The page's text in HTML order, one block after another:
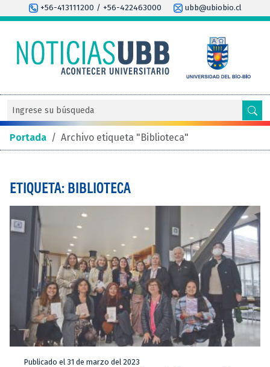
+56-413111200 / +56-422463000 ubb@ubiobio.cl
Portada / Archivo etiqueta "Biblioteca"
ETIQUETA: BIBLIOTECA
Publicado el 31 de marzo del 2023